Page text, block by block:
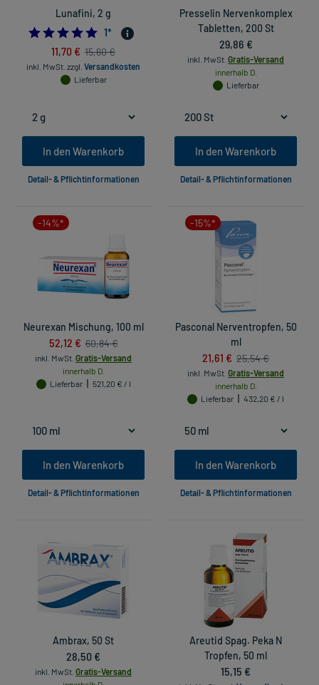
Lunafini, 2 g
5.0
1*
11,70 € 15,60 €
inkl. MwSt. zzgl. Versandkosten
Lieferbar
In den Warenkorb
Detail- & Pflichtinformationen
Presselin Nervenkomplex
Tabletten, 200 St
29,86 €
inkl. MwSt. Gratis-Versand
innerhalb D.
Lieferbar
In den Warenkorb
Detail- & Pflichtinformationen
-14%*
Neurexan Mischung, 100 ml
52,12 € 60,84 €
inkl. MwSt. Gratis-Versand
innerhalb D.
Lieferbar
521,20 € / l
In den Warenkorb
Detail- & Pflichtinformationen
-15%*
Pasconal Nerventropfen, 50
ml
21,61 € 25,54 €
inkl. MwSt. Gratis-Versand
innerhalb D.
Lieferbar
432,20 € / l
In den Warenkorb
Detail- & Pflichtinformationen
Ambrax, 50 St
28,50 €
inkl. MwSt. Gratis-Versand
Areutid Spag. Peka N
Tropfen, 50 ml
15,15 €